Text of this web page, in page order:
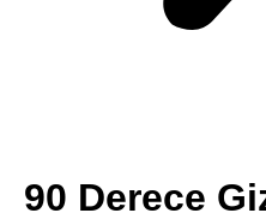
90 Derece